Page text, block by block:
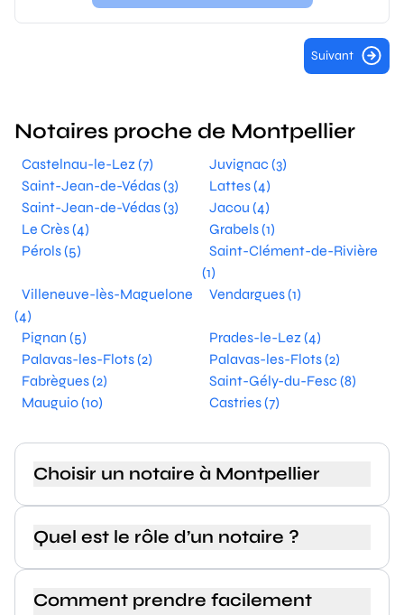
Suivant
Notaires proche de Montpellier
Castelnau-le-Lez (7)
Juvignac (3)
Saint-Jean-de-Védas (3)
Lattes (4)
Saint-Jean-de-Védas (3)
Jacou (4)
Le Crès (4)
Grabels (1)
Pérols (5)
Saint-Clément-de-Rivière
(1)
Villeneuve-lès-Maguelone
(4)
Vendargues (1)
Pignan (5)
Prades-le-Lez (4)
Palavas-les-Flots (2)
Palavas-les-Flots (2)
Fabrègues (2)
Saint-Gély-du-Fesc (8)
Mauguio (10)
Castries (7)
Choisir un notaire à Montpellier
Quel est le rôle d’un notaire ?
Comment prendre facilement